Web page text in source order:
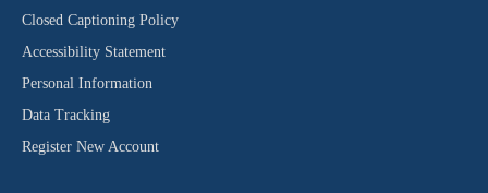
Closed Captioning Policy
Accessibility Statement
Personal Information
Data Tracking
Register New Account